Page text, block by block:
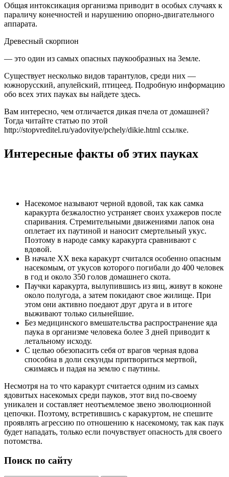
Общая интоксикация организма приводит в особых случаях к
параличу конечностей и нарушению опорно-двигательного
аппарата.
Древесный скорпион
— это один из самых опасных паукообразных на Земле.
Существует несколько видов тарантулов, среди них —
южнорусский, апулейский, птицеед. Подробную информацию
обо всех этих пауках вы найдете здесь.
Вам интересно, чем отличается дикая пчела от домашней?
Тогда читайте статью по этой
http://stopvreditel.ru/yadovitye/pchely/dikie.html ссылке.
Интересные факты об этих пауках
Насекомое называют черной вдовой, так как самка
каракурта безжалостно устраняет своих ухажеров после
спаривания. Стремительными движениями лапок она
оплетает их паутиной и наносит смертельный укус.
Поэтому в народе самку каракурта сравнивают с
вдовой.
В начале ХХ века каракурт считался особенно опасным
насекомым, от укусов которого погибали до 400 человек
в год и около 350 голов домашнего скота.
Паучки каракурта, вылупившись из яиц, живут в коконе
около полугода, а затем покидают свое жилище. При
этом они активно поедают друг друга и в итоге
выживают только сильнейшие.
Без медицинского вмешательства распространение яда
паука в организме человека более 3 дней приводит к
летальному исходу.
С целью обезопасить себя от врагов черная вдова
способна в доли секунды притвориться мертвой,
сжимаясь и падая на землю с паутины.
Несмотря на то что каракурт считается одним из самых
ядовитых насекомых среди пауков, этот вид по-своему
уникален и составляет неотъемлемое звено эволюционной
цепочки. Поэтому, встретившись с каракуртом, не спешите
проявлять агрессию по отношению к насекомому, так как паук
будет нападать, только если почувствует опасность для своего
потомства.
Поиск по сайту